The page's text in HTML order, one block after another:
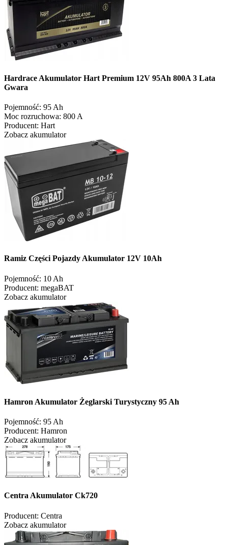
Hardrace Akumulator Hart Premium 12V 95Ah 800A 3 Lata
Gwara
Pojemność: 95 Ah
Moc rozruchowa: 800 A
Producent: Hart
Zobacz akumulator
Ramiz Części Pojazdy Akumulator 12V 10Ah
Pojemność: 10 Ah
Producent: megaBAT
Zobacz akumulator
Hamron Akumulator Żeglarski Turystyczny 95 Ah
Pojemność: 95 Ah
Producent: Hamron
Zobacz akumulator
Centra Akumulator Ck720
Producent: Centra
Zobacz akumulator